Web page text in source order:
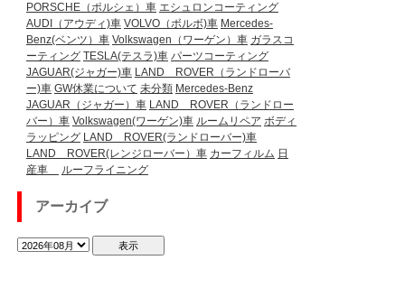
PORSCHE（ポルシェ）車 エシュロンコーティング
AUDI（アウディ)車 VOLVO（ボルボ)車 Mercedes-
Benz(ベンツ）車 Volkswagen（ワーゲン）車 ガラスコ
ーティング TESLA(テスラ)車 パーツコーティング
JAGUAR(ジャガー)車 LAND ROVER（ランドローバ
ー)車 GW休業について 未分類 Mercedes-Benz
JAGUAR（ジャガー）車 LAND ROVER（ランドロー
バー）車 Volkswagen(ワーゲン)車 ルームリペア ボディ
ラッピング LAND ROVER(ランドローバー)車
LAND ROVER(レンジローバー）車 カーフィルム 日
産車
ルーフライニング
アーカイブ